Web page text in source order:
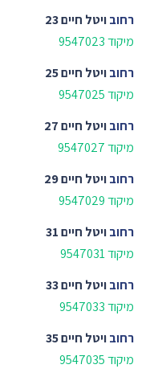
רחובויטל חיים 23
מיקוד 9547023
רחובויטל חיים 25
מיקוד 9547025
רחובויטל חיים 27
מיקוד 9547027
רחובויטל חיים 29
מיקוד 9547029
רחובויטל חיים 31
מיקוד 9547031
רחובויטל חיים 33
מיקוד 9547033
רחובויטל חיים 35
מיקוד 9547035